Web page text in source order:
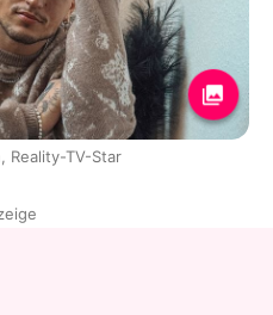
Reality-TV-Star